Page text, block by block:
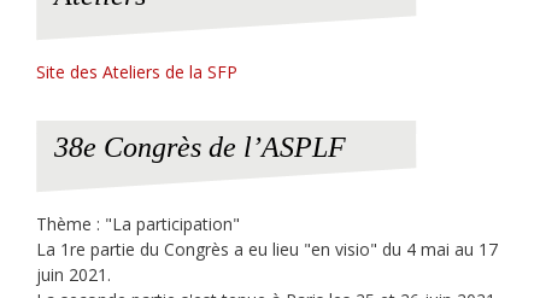
Site des Ateliers de la SFP
38e Congrès de l’ASPLF
Thème : "La participation"
La 1re partie du Congrès a eu lieu "en visio" du 4 mai au 17
juin 2021.